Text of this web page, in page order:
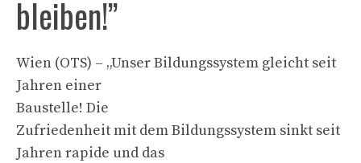
bleiben!”
Wien (OTS) – „Unser Bildungssystem gleicht seit
Jahren einer
Baustelle! Die
Zufriedenheit mit dem Bildungssystem sinkt seit
Jahren rapide und das